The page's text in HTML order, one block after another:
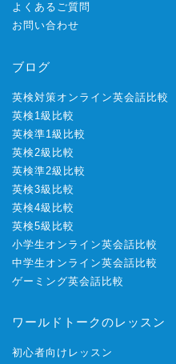
よくあるご質問
お問い合わせ
ブログ
英検対策オンライン英会話比較
英検1級比較
英検準1級比較
英検2級比較
英検準2級比較
英検3級比較
英検4級比較
英検5級比較
小学生オンライン英会話比較
中学生オンライン英会話比較
ゲーミング英会話比較
ワールドトークのレッスン
初心者向けレッスン